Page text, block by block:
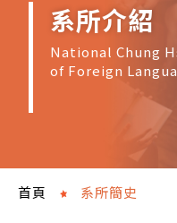
系所介紹
National Chung
of Foreign
首頁 系所簡史